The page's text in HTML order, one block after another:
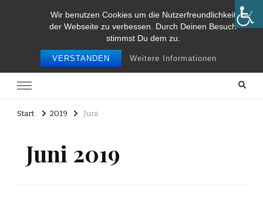
Wir benutzen Cookies um die Nutzerfreundlichkeit
der Webseite zu verbessen. Durch Deinen Besuch
stimmst Du dem zu.
VERSTANDEN Weitere Informationen
Food and Travel
Start 2019 Juni
Juni 2019